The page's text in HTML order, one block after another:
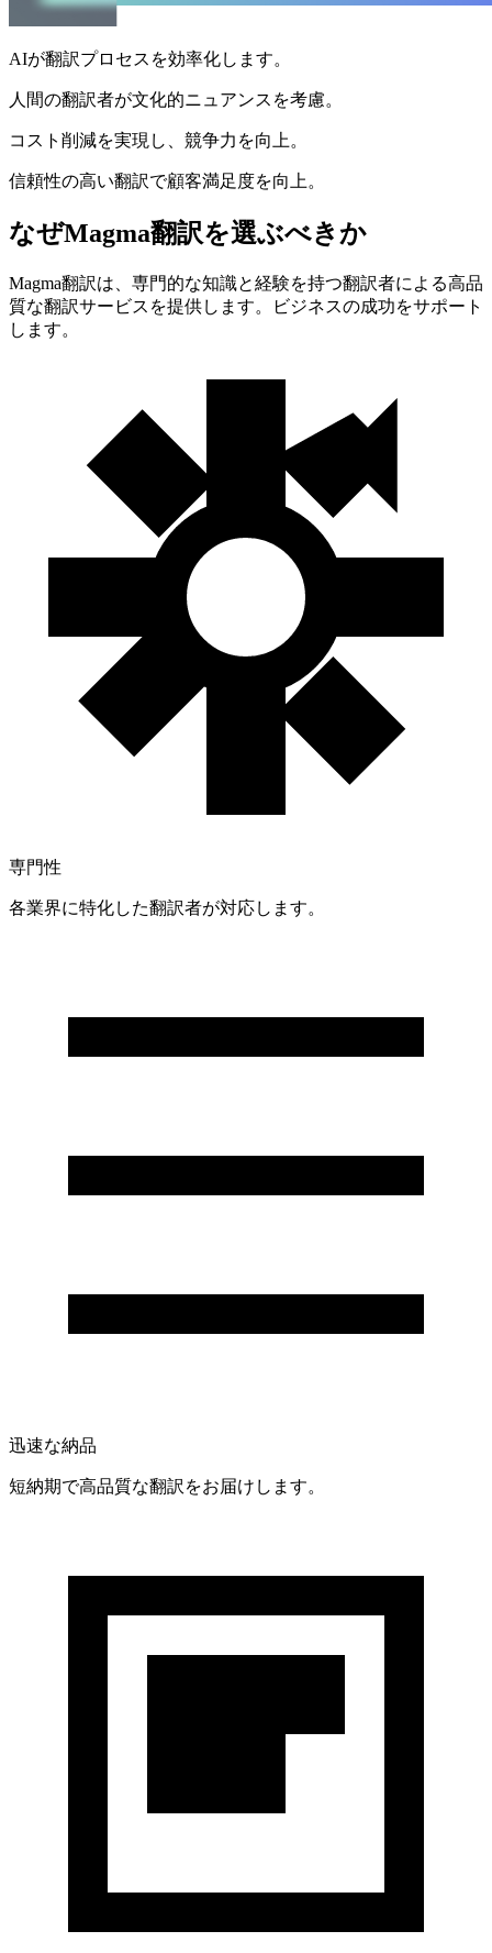
AIが翻訳プロセスを効率化します。
人間の翻訳者が文化的ニュアンスを考慮。
コスト削減を実現し、競争力を向上。
信頼性の高い翻訳で顧客満足度を向上。
なぜMagma翻訳を選ぶべきか
Magma翻訳は、専門的な知識と経験を持つ翻訳者による高品
質な翻訳サービスを提供します。ビジネスの成功をサポート
します。
専門性
各業界に特化した翻訳者が対応します。
迅速な納品
短納期で高品質な翻訳をお届けします。